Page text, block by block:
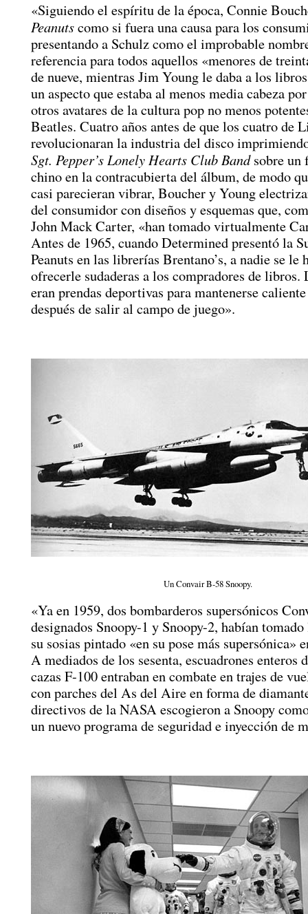
«Siguiendo el espíritu de la época, Connie
Peanutscomo si fuera una causa para los
presentando a Schulz como el improbable
referencia para todos aquellos «menores de
de nueve, mientras Jim Young le daba a los
un aspecto que estaba al menos media cabeza
otros avatares de la cultura pop no menos
Beatles. Cuatro años antes de que los cuatro de
revolucionaran la industria del disco
Sgt. Pepper’s Lonely Hearts Club Bandsobre un
chino en la contracubierta del álbum, de modo
casi parecieran vibrar, Boucher y Young
del consumidor con diseños y esquemas que,
John Mack Carter, «han tomado virtualmente
Antes de 1965, cuando Determined presentó la
Peanuts en las librerías Brentano’s, a nadie se le
ofrecerle sudaderas a los compradores de libros.
eran prendas deportivas para mantenerse
después de salir al campo de juego».
Un Convair B-58 Snoopy.
«Ya en 1959, dos bombarderos supersónicos
designados Snoopy-1 y Snoopy-2, habían
su sosias pintado «en su pose más supersónica»
A mediados de los sesenta, escuadrones enteros
cazas F-100 entraban en combate en trajes de
con parches del As del Aire en forma de
directivos de la NASA escogieron a Snoopy
un nuevo programa de seguridad e inyección de